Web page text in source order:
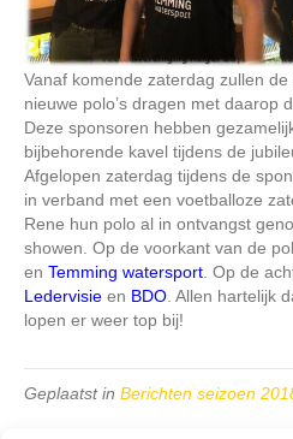
Vanaf komende zaterdag zullen
nieuwe polo’s dragen met daarop
Deze sponsoren hebben
bijbehorende kavel tijdens de
Afgelopen zaterdag tijdens de
in verband met een voetballoze
Rene hun polo al in ontvangst
showen. Op de voorkant van de
en Temming watersport . Op de
Ledervisie en BDO . Allen hartelijk
lopen er weer top bij!
Geplaatst in Berichten seizoen